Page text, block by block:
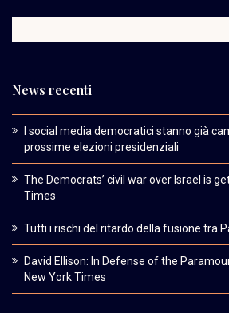
News recenti
I social media democratici stanno già
prossime elezioni presidenziali
The Democrats’ civil war over Israel is
Times
Tutti i rischi del ritardo della fusione tra
David Ellison: In Defense of the
New York Times